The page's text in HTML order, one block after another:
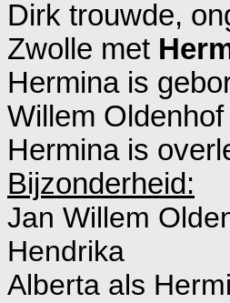
Dirk trouwde,
Zwolle met
Hermina is
Willem Oldenhof
Hermina is
Bijzonderheid:
Jan Willem
Hendrika
Alberta als